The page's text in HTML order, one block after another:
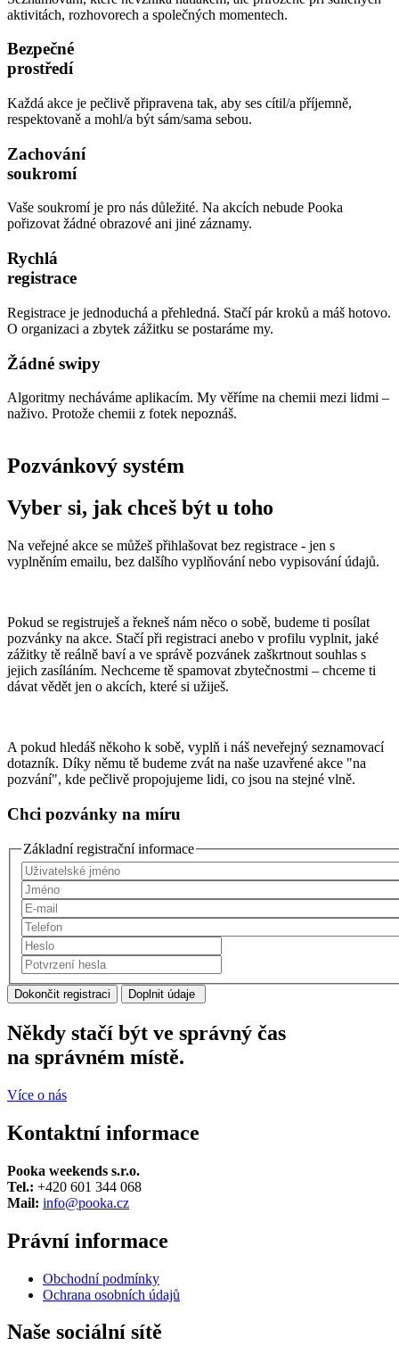
aktivitách, rozhovorech a společných momentech.
Bezpečné
prostředí
Každá akce je pečlivě připravena tak, aby ses cítil/a příjemně,
respektovaně a mohl/a být sám/sama sebou.
Zachování
soukromí
Vaše soukromí je pro nás důležité. Na akcích nebude Pooka
pořizovat žádné obrazové ani jiné záznamy.
Rychlá
registrace
Registrace je jednoduchá a přehledná. Stačí pár kroků a máš hotovo.
O organizaci a zbytek zážitku se postaráme my.
Žádné swipy
Algoritmy necháváme aplikacím. My věříme na chemii mezi lidmi –
naživo. Protože chemii z fotek nepoznáš.
Pozvánkový systém
Vyber si, jak chceš být u toho
Na veřejné akce se můžeš přihlašovat bez registrace - jen s
vyplněním emailu, bez dalšího vyplňování nebo vypisování údajů.
Pokud se registruješ a řekneš nám něco o sobě, budeme ti posílat
pozvánky na akce. Stačí při registraci anebo v profilu vyplnit, jaké
zážitky tě reálně baví a ve správě pozvánek zaškrtnout souhlas s
jejich zasíláním. Nechceme tě spamovat zbytečnostmi – chceme ti
dávat vědět jen o akcích, které si užiješ.
A pokud hledáš někoho k sobě, vyplň i náš neveřejný seznamovací
dotazník. Díky němu tě budeme zvát na naše uzavřené akce "na
pozvání", kde pečlivě propojujeme lidi, co jsou na stejné vlně.
Chci pozvánky na míru
Základní registrační informace
Uživatelské
jméno
Jméno
E-
mail
Telefon
Heslo
Potvrzení
hesla
Někdy stačí být ve správný čas
na správném místě.
Více o nás
Kontaktní informace
Pooka weekends s.r.o.
Tel.: +420 601 344 068
Mail: info@pooka.cz
Právní informace
Obchodní podmínky
Ochrana osobních údajů
Naše sociální sítě